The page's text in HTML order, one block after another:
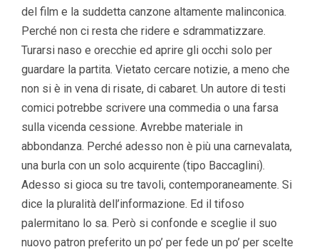
del film e la suddetta canzone altamente malinconica.
Perché non ci resta che ridere e sdrammatizzare.
Turarsi naso e orecchie ed aprire gli occhi solo per
guardare la partita. Vietato cercare notizie, a meno che
non si è in vena di risate, di cabaret. Un autore di testi
comici potrebbe scrivere una commedia o una farsa
sulla vicenda cessione. Avrebbe materiale in
abbondanza. Perché adesso non è più una carnevalata,
una burla con un solo acquirente (tipo Baccaglini).
Adesso si gioca su tre tavoli, contemporaneamente. Si
dice la pluralità dell’informazione. Ed il tifoso
palermitano lo sa. Però si confonde e sceglie il suo
nuovo patron preferito un po’ per fede un po’ per scelte